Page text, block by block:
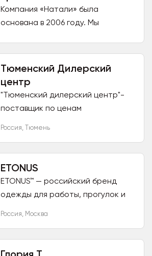
Компания «Натали» была
основана в 2006 году. Мы
огромное количество различных
моделей одежды...
Тюменский Дилерский
центр
"Тюменский дилерский центр"-
поставщик по ценам
Россия, Тюмень
ETONUS
ETONUS™ — российский бренд
одежды для работы, прогулок и
Россия, Москва